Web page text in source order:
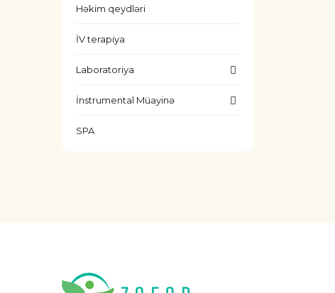
Həkim qeydləri
İV terapiya
Laboratoriya
İnstrumental Müayinə
SPA